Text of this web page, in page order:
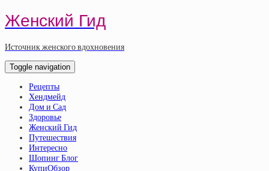
Женский Гид
Источник женского вдохновения
Toggle navigation
Рецепты
Хендмейд
Дом и Сад
Здоровье
Женский Гид
Путешествия
Интересно
Шопинг Блог
КупиОбзор